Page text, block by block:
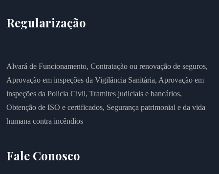
Regularização
Alvará de Funcionamento,Contratação ou renovação de seguros,
Aprovação em inspeções da Vigilância Sanitária, Aprovação em
inspeções da Policia Civil,Tramites judiciais e bancários,
Obtenção de ISO e certificados, Segurança patrimonial e da vida
humana contra incêndios
Fale Conosco